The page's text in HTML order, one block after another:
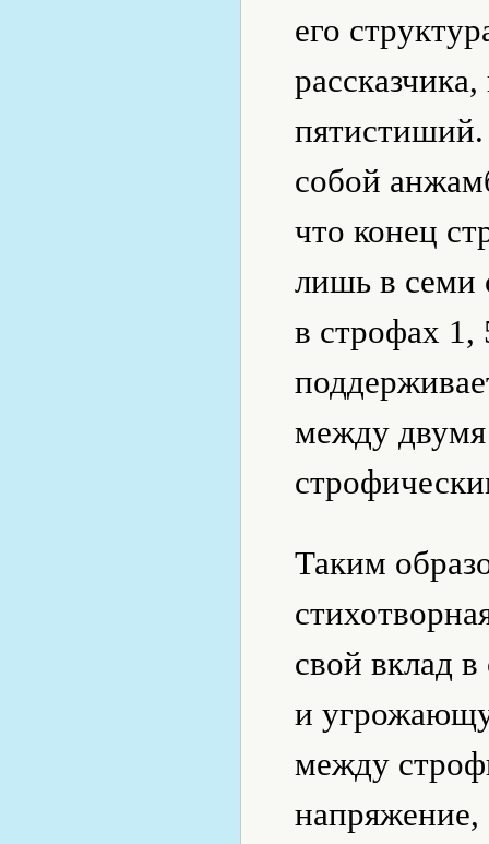
его
собой
что конец
лишь в семи
в строфах 1,
между
Таким
свой вклад
и
между